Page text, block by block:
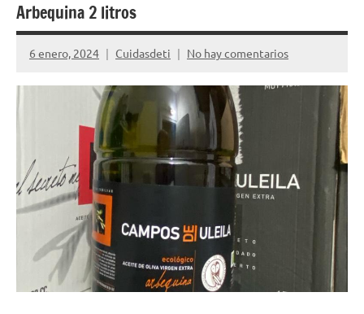
Arbequina 2 litros
6 enero, 2024 Cuidasdeti No hay comentarios